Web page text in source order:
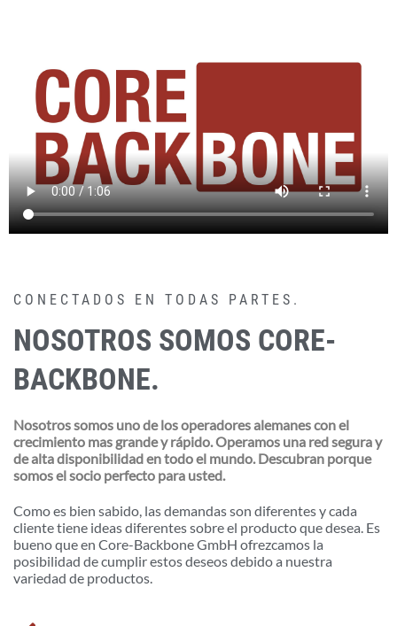
CONECTADOS EN TODAS PARTES.
NOSOTROS SOMOS CORE-
BACKBONE.
Nosotros somos uno de los operadores alemanes con el
crecimiento mas grande y rápido. Operamos una red segura y
de alta disponibilidad en todo el mundo. Descubran porque
somos el socio perfecto para usted.
Como es bien sabido, las demandas son diferentes y cada
cliente tiene ideas diferentes sobre el producto que desea. Es
bueno que en Core-Backbone GmbH ofrezcamos la
posibilidad de cumplir estos deseos debido a nuestra
variedad de productos.